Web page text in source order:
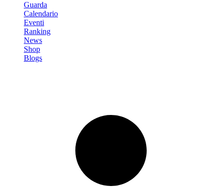
Guarda
Calendario
Eventi
Ranking
News
Shop
Blogs